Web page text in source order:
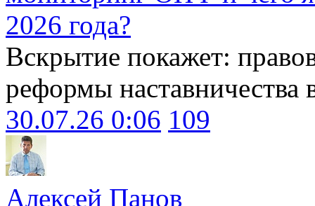
2026 года?
Вскрытие покажет:
реформы наставничества
30.07.26 0:06 109
Алексей Панов